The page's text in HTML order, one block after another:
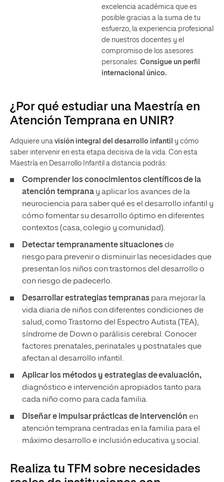
excelencia académica que es
posible gracias a la suma de tu
esfuerzo, la experiencia profesional
de nuestros docentes y el
compromiso de los asesores
personales.Consigue un perfil
internacional único.
¿Por qué estudiar una Maestría en
Atención Temprana en UNIR?
Adquiere una visión integral del desarrollo infantil
y cómo
saber intervenir en esta etapa decisiva de la vida. Con esta
Maestría en Desarrollo Infantil a distancia podrás:
Comprender los conocimientos científicos de la
atención temprana y aplicar los avances de la
neurociencia para saber qué es el desarrollo infantil y
cómo fomentar su desarrollo óptimo en diferentes
contextos (casa, colegio y comunidad).
Detectar tempranamente situacionesde
riesgo para prevenir o disminuir las necesidades que
presentan los niños con trastornos del desarrollo o
con riesgo de padecerlo.
Desarrollar estrategias tempranas para mejorar la
vida diaria de niños con diferentes condiciones de
salud, como Trastorno del Espectro Autista (TEA),
síndrome de Down o parálisis cerebral. Conocer
factores prenatales, perinatales y postnatales que
afectan al desarrollo infantil.
Aplicar los métodos y estrategias de evaluación,
diagnóstico e intervención apropiados tanto para
cada niño como para cada familia.
Diseñar e impulsar prácticas de intervención en
atención temprana centradas en la familia para el
máximo desarrollo e inclusión educativa y social.
Realiza tu TFM sobre necesidades